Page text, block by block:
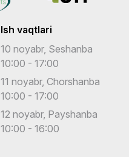
Ish vaqtlari
10 noyabr, Seshanba
10:00 - 17:00
11 noyabr, Chorshanba
10:00 - 17:00
12 noyabr, Payshanba
10:00 - 16:00